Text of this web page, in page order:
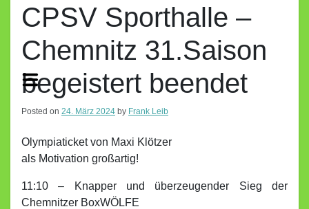
CPSV Sporthalle –
Chemnitz 31.Saison
begeistert beendet
Posted on 24. März 2024 by Frank Leib
Olympiaticket von Maxi Klötzer
als Motivation großartig!
11:10 – Knapper und überzeugender Sieg der
Chemnitzer BoxWÖLFE